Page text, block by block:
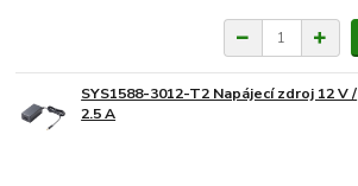
SYS1588-3012-T2 Napájecí zdroj 12 V /
2.5 A